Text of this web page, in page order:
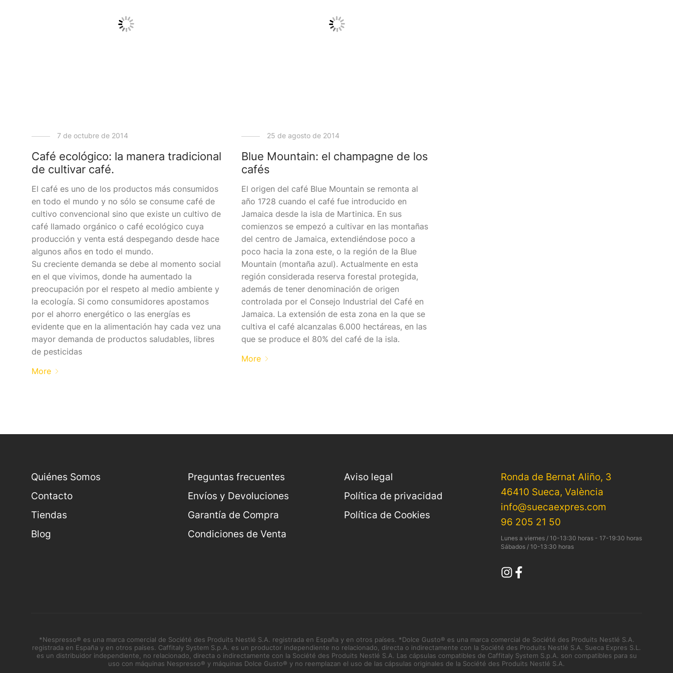
7 de octubre de 2014
Café ecológico: la manera tradicional
de cultivar café.
El café es uno de los productos más consumidos
en todo el mundo y no sólo se consume café de
cultivo convencional sino que existe un cultivo de
café llamado orgánico o café ecológico cuya
producción y venta está despegando desde hace
algunos años en todo el mundo.
Su creciente demanda se debe al momento social
en el que vivimos, donde ha aumentado la
preocupación por el respeto al medio ambiente y
la ecología. Si como consumidores apostamos
por el ahorro energético o las energías es
evidente que en la alimentación hay cada vez una
mayor demanda de productos saludables, libres
de pesticidas
More
25 de agosto de 2014
Blue Mountain: el champagne de los
cafés
El origen del café Blue Mountain se remonta al
año 1728 cuando el café fue introducido en
Jamaica desde la isla de Martinica. En sus
comienzos se empezó a cultivar en las montañas
del centro de Jamaica, extendiéndose poco a
poco hacia la zona este, o la región de la Blue
Mountain (montaña azul). Actualmente en esta
región considerada reserva forestal protegida,
además de tener denominación de origen
controlada por el Consejo Industrial del Café en
Jamaica. La extensión de esta zona en la que se
cultiva el café alcanzalas 6.000 hectáreas, en las
que se produce el 80% del café de la isla.
More
Quiénes Somos
Contacto
Tiendas
Blog
Preguntas frecuentes
Envíos y Devoluciones
Garantía de Compra
Condiciones de Venta
Aviso legal
Política de privacidad
Política de Cookies
Ronda de Bernat Aliño, 3
46410 Sueca, València
info@suecaexpres.com
96 205 21 50
Lunes a viernes / 10-13:30 horas - 17-19:30 horas
Sábados / 10-13:30 horas
*Nespresso® es una marca comercial de Société des Produits Nestlé S.A. registrada en España y en otros países. *Dolce Gusto® es una marca comercial de Société des Produits Nestlé S.A.
registrada en España y en otros países. Caffitaly System S.p.A. es un productor independiente no relacionado, directa o indirectamente con la Société des Produits Nestlé S.A. Sueca Expres S.L.
es un distribuidor independiente, no relacionado, directa o indirectamente con la Société des Produits Nestlé S.A. Las cápsulas compatibles de Caffitaly System S.p.A. son compatibles para su
uso con máquinas Nespresso® y máquinas Dolce Gusto® y no reemplazan el uso de las cápsulas originales de la Société des Produits Nestlé S.A.